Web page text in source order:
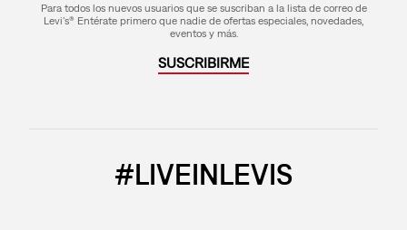
Para todos los nuevos usuarios que se suscriban a la lista de correo de
Levi's® Entérate primero que nadie de ofertas especiales, novedades,
eventos y más.
SUSCRIBIRME
#LIVEINLEVIS